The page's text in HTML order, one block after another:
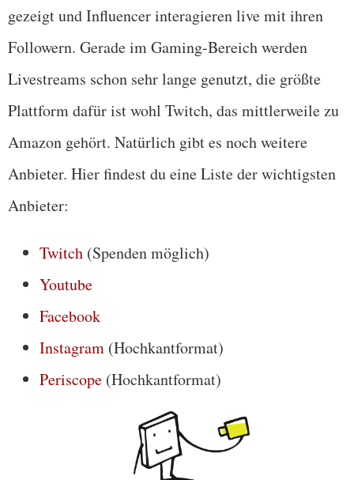
gezeigt und Influencer interagieren live mit ihren
Followern. Gerade im Gaming-Bereich werden
Livestreams schon sehr lange genutzt, die größte
Plattform dafür ist wohl Twitch, das mittlerweile zu
Amazon gehört. Natürlich gibt es noch weitere
Anbieter. Hier findest du eine Liste der wichtigsten
Anbieter:
Twitch (Spenden möglich)
Youtube
Facebook
Instagram (Hochkantformat)
Periscope (Hochkantformat)